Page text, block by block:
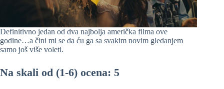
Definitivno jedan od dva najbolja američka filma ove
godine…a čini mi se da ću ga sa svakim novim gledanjem
samo još više voleti.
Na skali od (1-6) ocena: 5